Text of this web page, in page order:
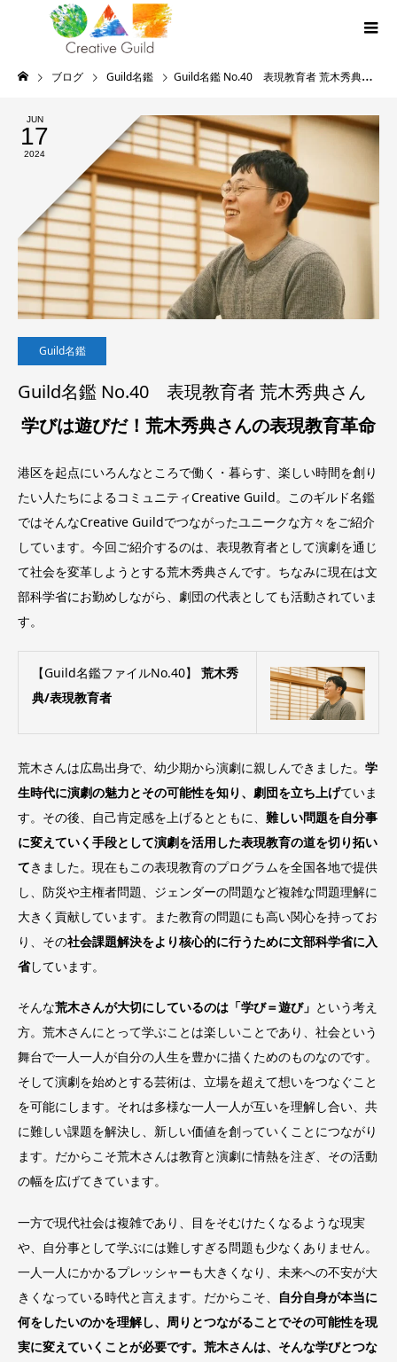
ブログ Guild名鑑 Guild名鑑 No.40 表現教育者 荒木秀典さん
JUN
17
2024
Guild名鑑
Guild名鑑 No.40 表現教育者 荒木秀典さん
学びは遊びだ！荒木秀典さんの表現教育革命
港区を起点にいろんなところで働く・暮らす、楽しい時間を創り
たい人たちによるコミュニティCreative Guild。このギルド名鑑
ではそんなCreative Guildでつながったユニークな方々をご紹介
しています。今回ご紹介するのは、表現教育者として演劇を通じ
て社会を変革しようとする荒木秀典さんです。ちなみに現在は文
部科学省にお勤めしながら、劇団の代表としても活動されていま
す。
【Guild名鑑ファイルNo.40】 荒木秀
典/表現教育者
荒木さんは広島出身で、幼少期から演劇に親しんできました。 学
生時代に演劇の魅力とその可能性を知り、劇団を立ち上げていま
す。その後、自己肯定感を上げるとともに、 難しい問題を自分事
に変えていく手段として演劇を活用した表現教育の道を切り拓い
てきました。現在もこの表現教育のプログラムを全国各地で提供
し、防災や主権者問題、ジェンダーの問題など複雑な問題理解に
大きく貢献しています。また教育の問題にも高い関心を持ってお
り、その社会課題解決をより核心的に行うために文部科学省に入
省しています。
そんな荒木さんが大切にしているのは「学び＝遊び」 という考え
方。荒木さんにとって学ぶことは楽しいことであり、社会という
舞台で一人一人が自分の人生を豊かに描くためのものなのです。
そして演劇を始めとする芸術は、立場を超えて想いをつなぐこと
を可能にします。それは多様な一人一人が互いを理解し合い、共
に難しい課題を解決し、新しい価値を創っていくことにつながり
ます。だからこそ荒木さんは教育と演劇に情熱を注ぎ、その活動
の幅を広げてきています。
一方で現代社会は複雑であり、目をそむけたくなるような現実
や、自分事として学ぶには難しすぎる問題も少なくありません。
一人一人にかかるプレッシャーも大きくなり、未来への不安が大
きくなっている時代と言えます。だからこそ、
自分自身が本当に
何をしたいのかを理解し、周りとつながることでその可能性を現
実に変えていくことが必要です。荒木さんは、そんな学びとつな